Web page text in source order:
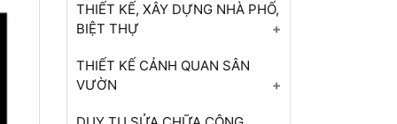
THIẾT KẾ, XÂY DỰNG NHÀ PHỐ,
BIỆT THỰ
Thiết kế nội thất phòng ăn
Thiết kế nội thất nhà bếp
THIẾT KẾ CẢNH QUAN SÂN
VƯỜN
Tiểu cảnh sân vườn nhà phố